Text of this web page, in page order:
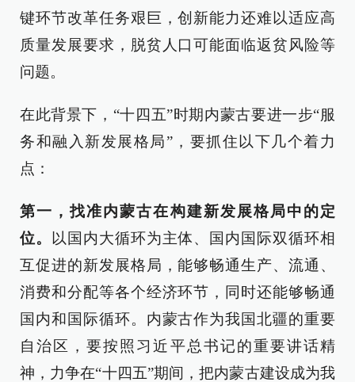
键环节改革任务艰巨，创新能力还难以适应高
质量发展要求，脱贫人口可能面临返贫风险等
问题。
在此背景下，“十四五”时期内蒙古要进一步“服
务和融入新发展格局”，要抓住以下几个着力
点：
第一，找准内蒙古在构建新发展格局中的定
位。
以国内大循环为主体、国内国际双循环相
互促进的新发展格局，能够畅通生产、流通、
消费和分配等各个经济环节，同时还能够畅通
国内和国际循环。内蒙古作为我国北疆的重要
自治区，要按照习近平总书记的重要讲话精
神，力争在“十四五”期间，把内蒙古建设成为我